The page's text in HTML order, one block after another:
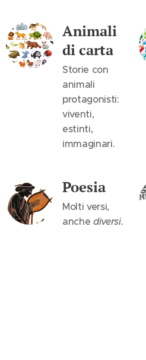
Animali
di carta
Storie con
animali
protagonisti:
viventi,
estinti,
immaginari.
Poesia
Molti versi,
anchediversi.